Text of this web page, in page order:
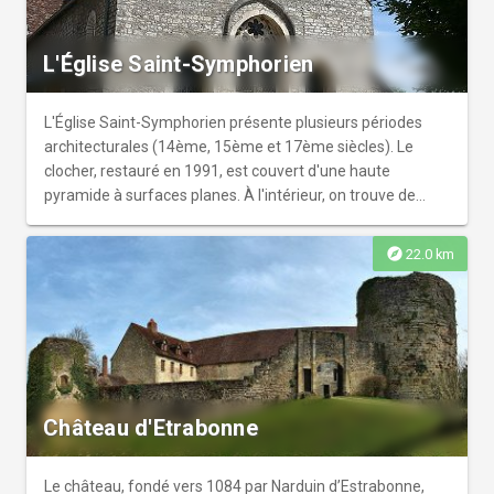
seigneuriale. Visite possible sur rendez-vous au 06 87 64
93 02.
L'Église Saint-Symphorien
L'Église Saint-Symphorien présente plusieurs périodes
architecturales (14ème, 15ème et 17ème siècles). Le
clocher, restauré en 1991, est couvert d'une haute
pyramide à surfaces planes. À l'intérieur, on trouve de
Saint-Vincent, Sainte-Anne et la Vierge... Le chemin de
croix en terre cuite émaillée, une piéta de la Renaissance,
un tableau de Rosaire, sans oublier le tableau antique et
vénéré de la Vierge Miraculeuse sont aussi à découvrir !
L'église est ouverte tous les jours.
explore 22.0 km
Château d'Etrabonne
Le château, fondé vers 1084 par Narduin d’Estrabonne,